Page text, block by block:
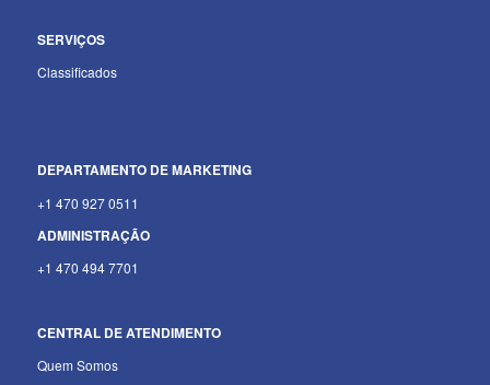
SERVIÇOS
Classificados
DEPARTAMENTO DE MARKETING
+1 470 927 0511
ADMINISTRAÇÃO
+1 470 494 7701
CENTRAL DE ATENDIMENTO
Quem Somos